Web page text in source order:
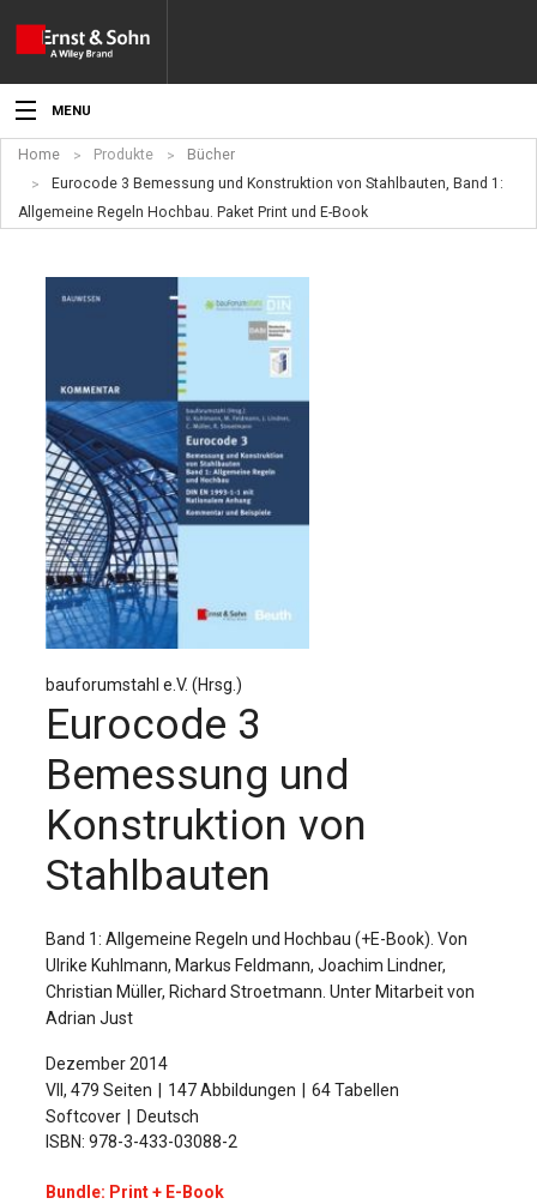
MENU
Aktuelles
Veranstaltungen
Werben
Service
Für Autor:innen
Verlag
Sprache / Language: DE Sprache / Language: EN
Home Produkte
Bücher
Eurocode 3 Bemessung und Konstruktion von Stahlbauten, Band 1:
Allgemeine Regeln Hochbau. Paket Print und E-Book
bauforumstahl e.V. (Hrsg.)
Eurocode 3
Bemessung und
Konstruktion von
Stahlbauten
Band 1: Allgemeine Regeln und Hochbau (+E-Book). Von
Ulrike Kuhlmann, Markus Feldmann, Joachim Lindner,
Christian Müller, Richard Stroetmann. Unter Mitarbeit von
Adrian Just
Dezember 2014
VII, 479 Seiten
147 Abbildungen
64 Tabellen
Softcover
Deutsch
ISBN: 978-3-433-03088-2
Bundle: Print + E-Book